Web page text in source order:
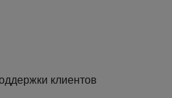
клиентов